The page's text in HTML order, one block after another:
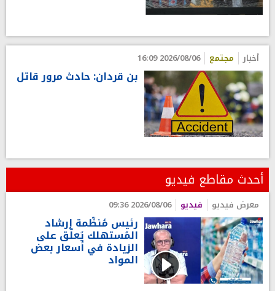
أخبار مجتمع 2026/08/06 16:09
بن قردان: حادث مرور قاتل
أحدث مقاطع فيديو
معرض فيديو فيديو 2026/08/06 09:36
رئيس مُنظّمة إرشاد
المُستهلك يُعلّق على
الزيادة في أسعار بعض
المواد